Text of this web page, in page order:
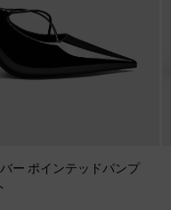
ー ポインテッドパンプ